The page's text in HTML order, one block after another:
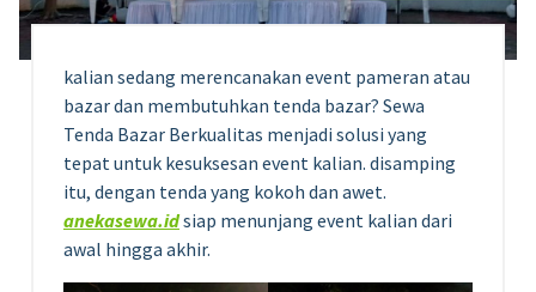
kalian sedang merencanakan event pameran atau
bazar dan membutuhkan tenda bazar? Sewa
Tenda Bazar Berkualitas menjadi solusi yang
tepat untuk kesuksesan event kalian. disamping
itu, dengan tenda yang kokoh dan awet.
anekasewa.idsiap menunjang event kalian dari
awal hingga akhir.